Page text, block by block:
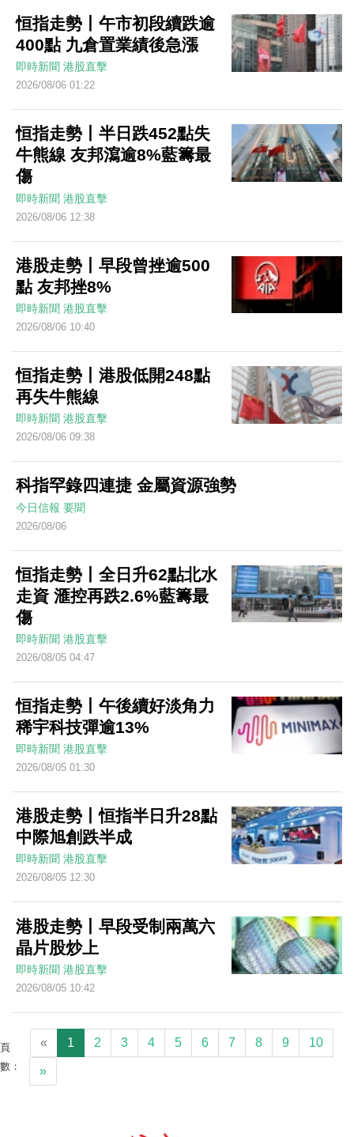
恒指走勢丨午市初段續跌逾
400點 九倉置業績後急漲
即時新聞 港股直擊
2026/08/06 01:22
恒指走勢丨半日跌452點失
牛熊線 友邦瀉逾8%藍籌最
傷
即時新聞 港股直擊
2026/08/06 12:38
港股走勢丨早段曾挫逾500
點 友邦挫8%
即時新聞 港股直擊
2026/08/06 10:40
恒指走勢丨港股低開248點
再失牛熊線
即時新聞 港股直擊
2026/08/06 09:38
科指罕錄四連捷 金屬資源強勢
今日信報 要聞
2026/08/06
恒指走勢丨全日升62點北水
走資 滙控再跌2.6%藍籌最
傷
即時新聞 港股直擊
2026/08/05 04:47
恒指走勢丨午後續好淡角力
稀宇科技彈逾13%
即時新聞 港股直擊
2026/08/05 01:30
港股走勢丨恒指半日升28點
中際旭創跌半成
即時新聞 港股直擊
2026/08/05 12:30
港股走勢丨早段受制兩萬六
晶片股炒上
即時新聞 港股直擊
2026/08/05 10:42
頁
數：
« 1 2 3 4 5 6 7 8 9 10
»